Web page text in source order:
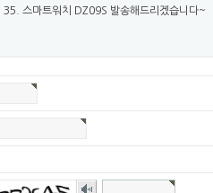
35. 스마트워치 DZ09S 발송해드리겠습니다~
숫자